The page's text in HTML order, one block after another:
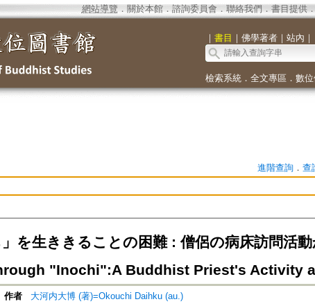
網站導覽 ． 關於本館． 諮詢委員會． 聯絡我們 ． 書目提供．
｜ 書目 ｜ 佛學著者｜ 站內 ｜
檢索系統． 全文專區 ． 數
進階查詢． 查
」を生ききることの困難 : 僧侶の病床訪問活
"Inochi":A Buddhist Priest's Activity
作者
大河内大博 (著)=Okouchi Daihku (au.)